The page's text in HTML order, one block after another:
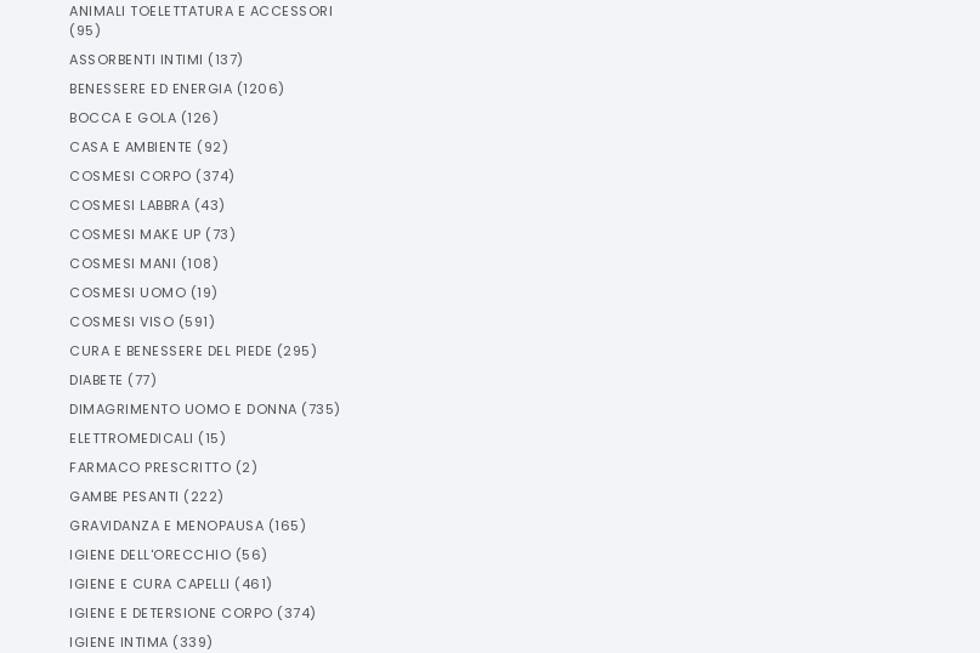
ANIMALI TOELETTATURA E ACCESSORI
(95)
ASSORBENTI INTIMI (137)
BENESSERE ED ENERGIA (1206)
BOCCA E GOLA (126)
CASA E AMBIENTE (92)
COSMESI CORPO (374)
COSMESI LABBRA (43)
COSMESI MAKE UP (73)
COSMESI MANI (108)
COSMESI UOMO (19)
COSMESI VISO (591)
CURA E BENESSERE DEL PIEDE (295)
DIABETE (77)
DIMAGRIMENTO UOMO E DONNA (735)
ELETTROMEDICALI (15)
FARMACO PRESCRITTO (2)
GAMBE PESANTI (222)
GRAVIDANZA E MENOPAUSA (165)
IGIENE DELL'ORECCHIO (56)
IGIENE E CURA CAPELLI (461)
IGIENE E DETERSIONE CORPO (374)
IGIENE INTIMA (339)